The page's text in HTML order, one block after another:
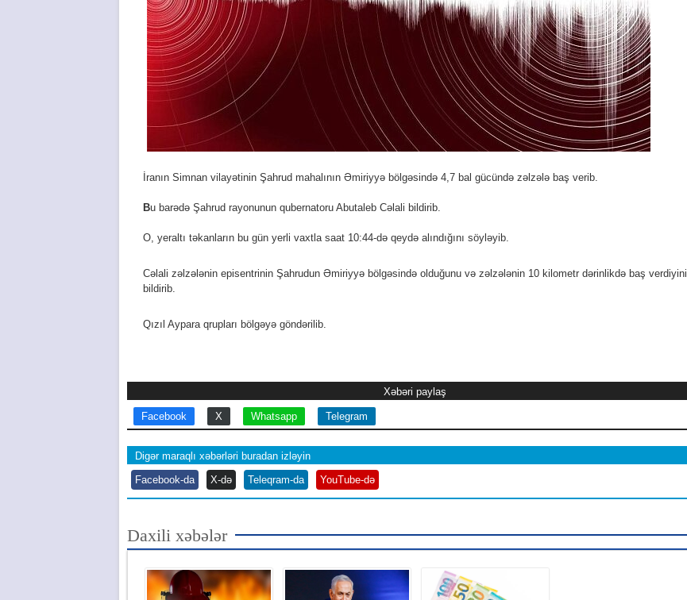
İranın Simnan vilayətinin Şahrud mahalının Əmiriyyə bölgəsində 4,7 bal gücündə zəlzələ baş verib.
Bu barədə Şahrud rayonunun qubernatoru Abutaleb Cəlali bildirib.
O, yeraltı təkanların bu gün yerli vaxtla saat 10:44-də qeydə alındığını söyləyib.
Cəlali zəlzələnin episentrinin Şahrudun Əmiriyyə bölgəsində olduğunu və zəlzələnin 10 kilometr dərinlikdə baş verdiyini
bildirib.
Qızıl Aypara qrupları bölgəyə göndərilib.
Xəbəri paylaş
Facebook X Whatsapp Telegram
Digər maraqlı xəbərləri buradan izləyin
Facebook-da
X-də Teleqram-da YouTube-də
Daxili xəbələr